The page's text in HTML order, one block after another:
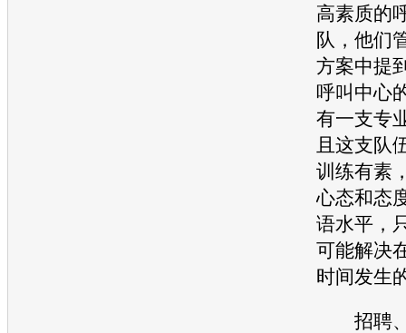
高素质的
队，他们
方案中提
呼叫中心
有一支专
且这支队
训练有素
心态和态
语水平，
可能解决
时间发生
招聘、